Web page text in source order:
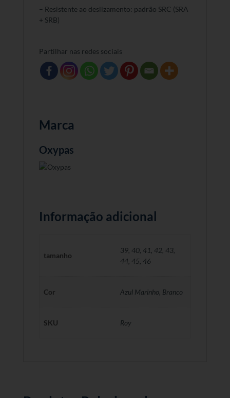
– Resistente ao deslizamento: padrão SRC (SRA
+ SRB)
Partilhar nas redes sociais
Marca
Oxypas
Informação adicional
tamanho
39, 40, 41, 42, 43,
44, 45, 46
Cor Azul Marinho, Branco
SKU Roy